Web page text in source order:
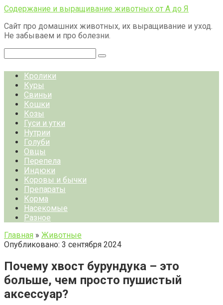
Перейти
контенту
Содержание и выращивание животных от А до Я
Сайт про домашних животных, их выращивание и уход.
Не забываем и про болезни.
Кролики
Куры
Свиньи
Кошки
Козы
Гуси и утки
Нутрии
Голуби
Овцы
Перепела
Индюки
Коровы и бычки
Препараты
Корма
Насекомые
Разное
Главная » Животные
Опубликовано: 3 сентября 2024
Почему хвост бурундука – это
больше, чем просто пушистый
аксессуар?